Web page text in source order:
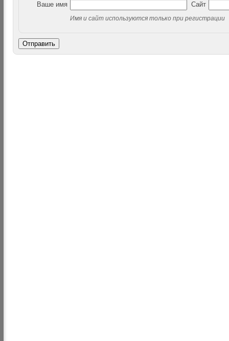
Ваше имя
Сайт
Имя и сайт используются только при регистрации
Отправить